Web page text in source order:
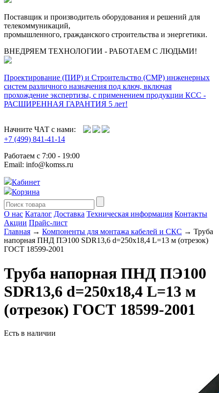
Поставщик и производитель оборудования и решений для
телекоммуникаций,
промышленного, гражданского строительства и энергетики.
ВНЕДРЯЕМ ТЕХНОЛОГИИ - РАБОТАЕМ С ЛЮДЬМИ!
Проектирование (ПИР) и Cтроительство (СМР) инженерных
систем различного назначения под ключ, включая
прохождение экспертизы, с применением продукции КСС -
РАСШИРЕННАЯ ГАРАНТИЯ 5 лет!
Начните ЧАТ с нами:
+7 (499) 841-41-14
Работаем с 7:00 - 19:00
Email: info@komss.ru
Кабинет
Корзина
О нас Каталог Доставка Техническая информация Контакты
Акции Прайс-лист
Главная → Компоненты для монтажа кабелей и СКС → Труба
напорная ПНД ПЭ100 SDR13,6 d=250х18,4 L=13 м (отрезок)
ГОСТ 18599-2001
Труба напорная ПНД ПЭ100
SDR13,6 d=250х18,4 L=13 м
(отрезок) ГОСТ 18599-2001
Есть в наличии